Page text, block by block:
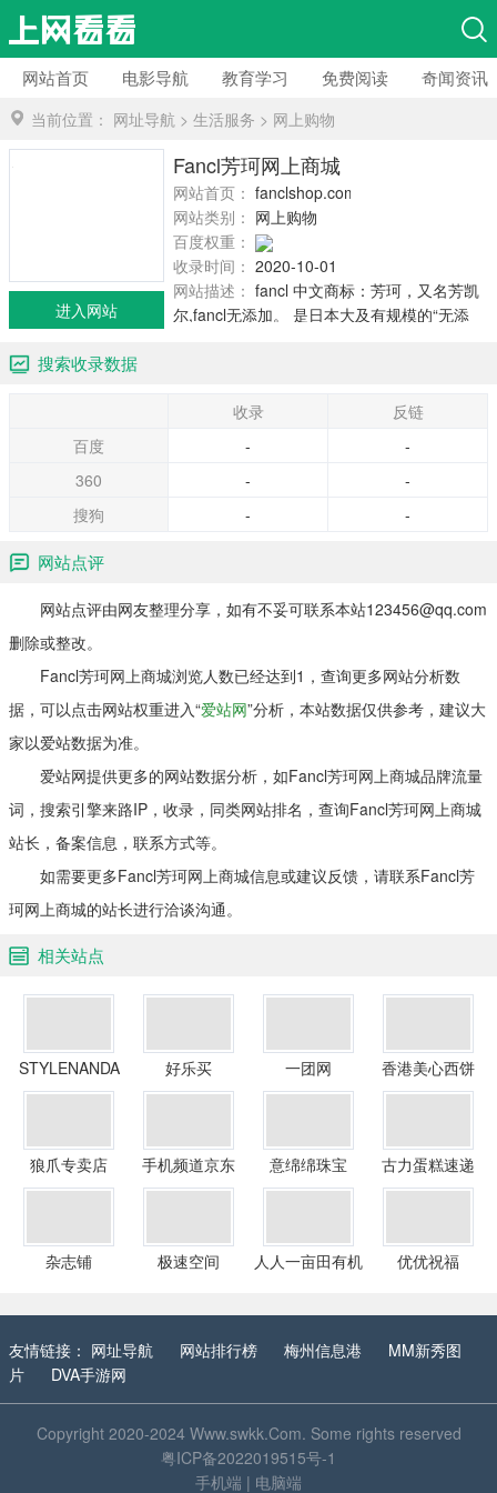
网站首页 电影导航 教育学习 免费阅读 奇闻资讯
当前位置： 网址导航 > 生活服务 > 网上购物
Fancl芳珂网上商城
网站首页： fanclshop.com
网站类别： 网上购物
百度权重：
收录时间： 2020-10-01
网站描述： fancl 中文商标：芳珂，又名芳凯
尔,fancl无添加。 是日本大及有规模的“无添
进入网站
搜索收录数据
收录
反链
百度
-
-
360
-
-
搜狗
- -
网站点评
网站点评由网友整理分享，如有不妥可联系本站123456@qq.com
删除或整改。
Fancl芳珂网上商城浏览人数已经达到1，查询更多网站分析数
据，可以点击网站权重进入“爱站网”分析，本站数据仅供参考，建议大
家以爱站数据为准。
爱站网提供更多的网站数据分析，如Fancl芳珂网上商城品牌流量
词，搜索引擎来路IP，收录，同类网站排名，查询Fancl芳珂网上商城
站长，备案信息，联系方式等。
如需要更多Fancl芳珂网上商城信息或建议反馈，请联系Fancl芳
珂网上商城的站长进行洽谈沟通。
相关站点
STYLENANDA
中文官网
好乐买 一团网 香港美心西饼
狼爪专卖店 手机频道京东 意绵绵珠宝 古力蛋糕速递
杂志铺 极速空间
人人一亩田有机
优优祝福
友情链接： 网址导航 网站排行榜 梅州信息港
MM新秀图
片
DVA手游网
Copyright 2020-2024 Www.swkk.Com. Some rights reserved
粤ICP备2022019515号-1
手机端 | 电脑端